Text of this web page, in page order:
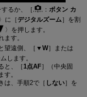
るか、［ ： ボタン カ
に［デジタルズーム］を割
を押します。
す。
望遠側、［ ▼W］または
します。
と、［1点AF］（中央固
。
は、手順2で［ しない］を